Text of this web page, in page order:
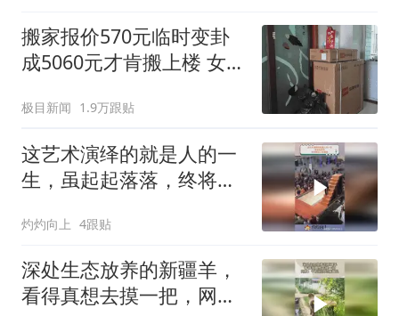
搬家报价570元临时变卦
成5060元才肯搬上楼 女子
极目新闻 1.9万跟贴
这艺术演绎的就是人的一
生，虽起起落落，终将到
灼灼向上 4跟贴
深处生态放养的新疆羊，
看得真想去摸一把，网